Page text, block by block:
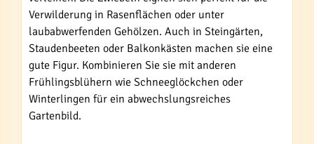
Verwilderung in Rasenflächen oder unter
laubabwerfenden Gehölzen. Auch in Steingärten,
Staudenbeeten oder Balkonkästen machen sie eine
gute Figur. Kombinieren Sie sie mit anderen
Frühlingsblühern wie Schneeglöckchen oder
Winterlingen für ein abwechslungsreiches
Gartenbild.